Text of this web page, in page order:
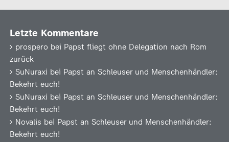
Letzte Kommentare
prospero bei Papst fliegt ohne Delegation nach Rom
zurück
SuNuraxi bei Papst an Schleuser und Menschenhändler:
Bekehrt euch!
SuNuraxi bei Papst an Schleuser und Menschenhändler:
Bekehrt euch!
Novalis bei Papst an Schleuser und Menschenhändler:
Bekehrt euch!